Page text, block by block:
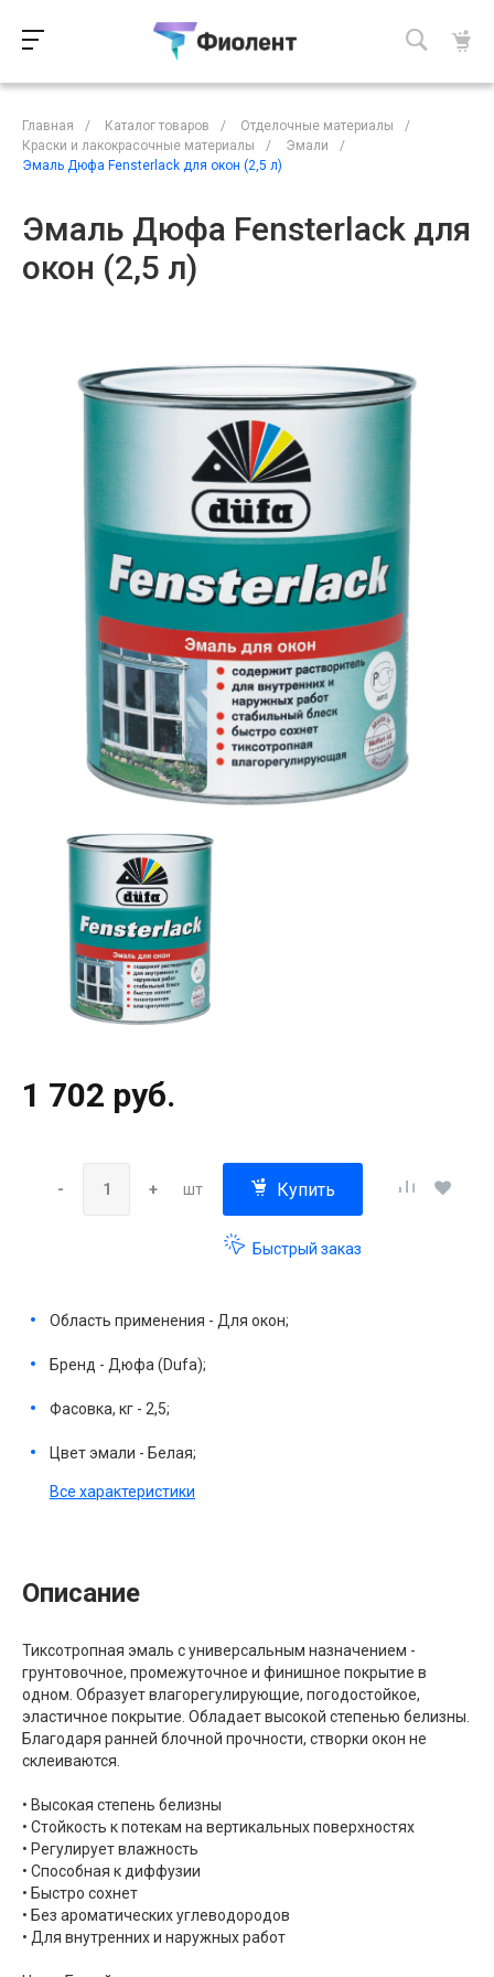
Главная / Каталог товаров / Отделочные материалы
/
Краски и лакокрасочные материалы
/ Эмали
/
Эмаль Дюфа Fensterlack для окон (2,5 л)
Эмаль Дюфа Fensterlack для
окон (2,5 л)
1 702 руб.
- + шт Купить
Быстрый заказ
Область применения - Для окон;
Бренд - Дюфа (Dufa);
Фасовка, кг - 2,5;
Цвет эмали - Белая;
Все характеристики
Описание
Тиксотропная эмаль с универсальным назначением -
грунтовочное, промежуточное и финишное покрытие в
одном. Образует влагорегулирующие, погодостойкое,
эластичное покрытие. Обладает высокой степенью белизны.
Благодаря ранней блочной прочности, створки окон не
склеиваются.
• Высокая степень белизны
• Стойкость к потекам на вертикальных поверхностях
• Регулирует влажность
• Способная к диффузии
• Быстро сохнет
• Без ароматических углеводородов
• Для внутренних и наружных работ